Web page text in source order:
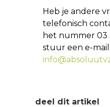
Heb je andere
telefonisch
het nummer 03
stuur een e-
deel dit artikel